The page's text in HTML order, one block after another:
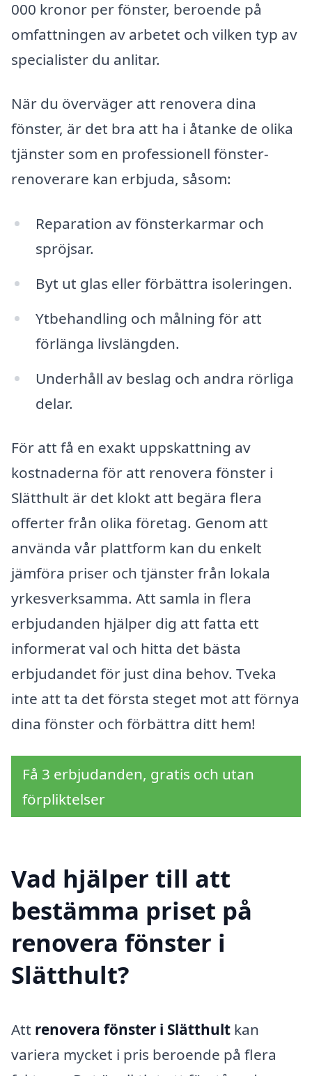
000 kronor per fönster, beroende på
omfattningen av arbetet och vilken typ av
specialister du anlitar.
När du överväger att renovera dina
fönster, är det bra att ha i åtanke de olika
tjänster som en professionell fönster­
renoverare kan erbjuda, såsom:
Reparation av fönsterkarmar och
spröjsar.
Byt ut glas eller förbättra isoleringen.
Ytbehandling och målning för att
förlänga livslängden.
Underhåll av beslag och andra rörliga
delar.
För att få en exakt uppskattning av
kostnaderna för att renovera fönster i
Slätthult är det klokt att begära flera
offerter från olika företag. Genom att
använda vår plattform kan du enkelt
jämföra priser och tjänster från lokala
yrkesverksamma. Att samla in flera
erbjudanden hjälper dig att fatta ett
informerat val och hitta det bästa
erbjudandet för just dina behov. Tveka
inte att ta det första steget mot att förnya
dina fönster och förbättra ditt hem!
Få 3 erbjudanden, gratis och utan
förpliktelser
Vad hjälper till att
bestämma priset på
renovera fönster i
Slätthult?
Att renovera fönster i Slätthult kan
variera mycket i pris beroende på flera